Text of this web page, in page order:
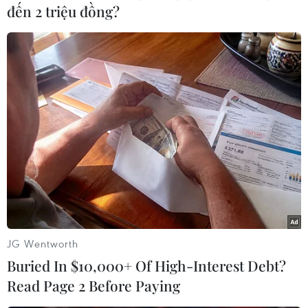
đốc Informa Markets Việt Nam, cho biết sản
lượng nhựa toàn cầu đã tăng gần gấp đôi kể từ
đầu thế kỷ, dự kiến sẽ tiếp tục tăng trưởng
nhanh do gia tăng dân số, sức mua và nhu cầu
tiêu thụ nhựa hằng ngày nêm ngành cần tìm
kiếm cơ hội phát triển mới. Đồng thời, doanh
nghiệp muốn đảm bảo tính bền vững, nâng cao
lợi ích kinh tế của ngành nhựa, cần giải pháp
giảm thiểu vật liệu nhựa không thể tái chế,
nguồn cung ứng thay thế, đầu tư vào công nghệ
tái chế cải tiến và phát triển nền kinh tế tuần
hoàn.
đến 2 triệu đồng?
JG Wentworth
Buried In $10,000+ Of High-Interest Debt?
Read Page 2 Before Paying